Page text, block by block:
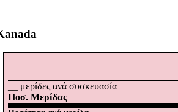
__ μερίδες ανά συσκευασία
Ποσ. Μερίδας